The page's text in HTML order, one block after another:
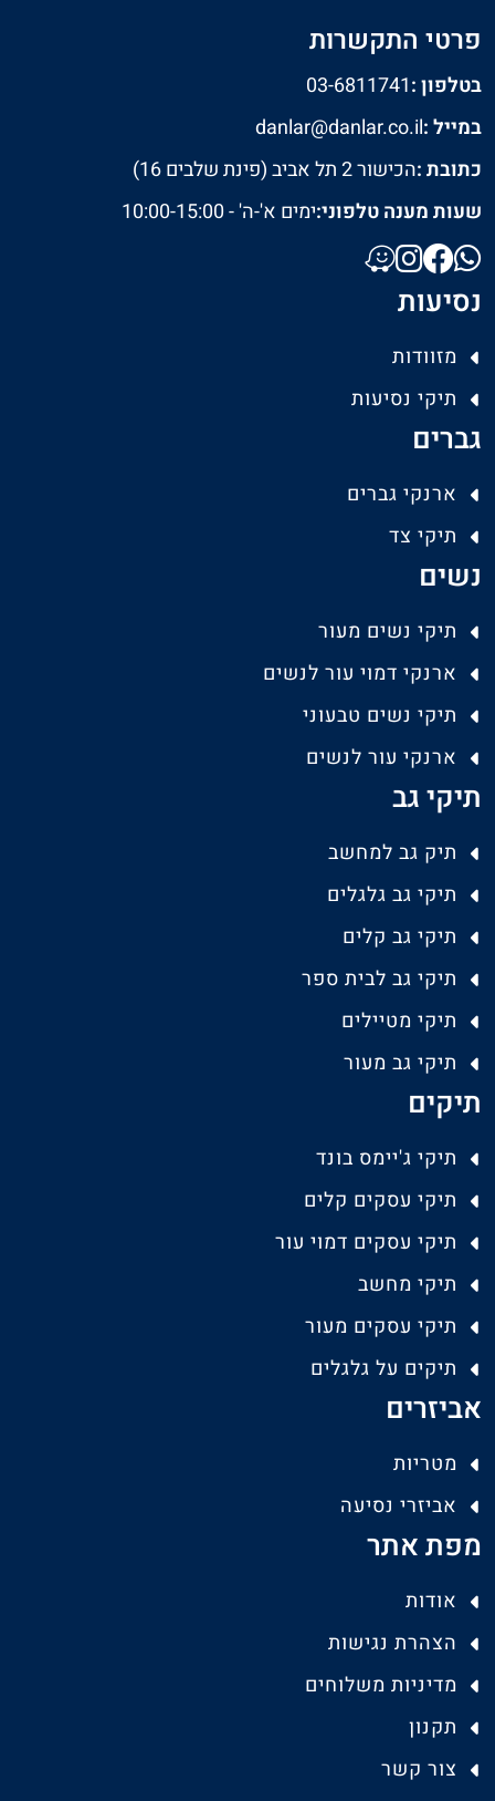
פרטי התקשרות
בטלפון :03-6811741
במייל :danlar@danlar.co.il
כתובת :הכישור 2 תל אביב (פינת שלבים 16)
שעות מענה טלפוני:ימים א'-ה' - 10:00-15:00
נסיעות
מזוודות
תיקי נסיעות
גברים
ארנקי גברים
תיקי צד
נשים
תיקי נשים מעור
ארנקי דמוי עור לנשים
תיקי נשים טבעוני
ארנקי עור לנשים
תיקי גב
תיק גב למחשב
תיקי גב גלגלים
תיקי גב קלים
תיקי גב לבית ספר
תיקי מטיילים
תיקי גב מעור
תיקים
תיקי ג'יימס בונד
תיקי עסקים קלים
תיקי עסקים דמוי עור
תיקי מחשב
תיקי עסקים מעור
תיקים על גלגלים
אביזרים
מטריות
אביזרי נסיעה
מפת אתר
אודות
הצהרת נגישות
מדיניות משלוחים
תקנון
צור קשר